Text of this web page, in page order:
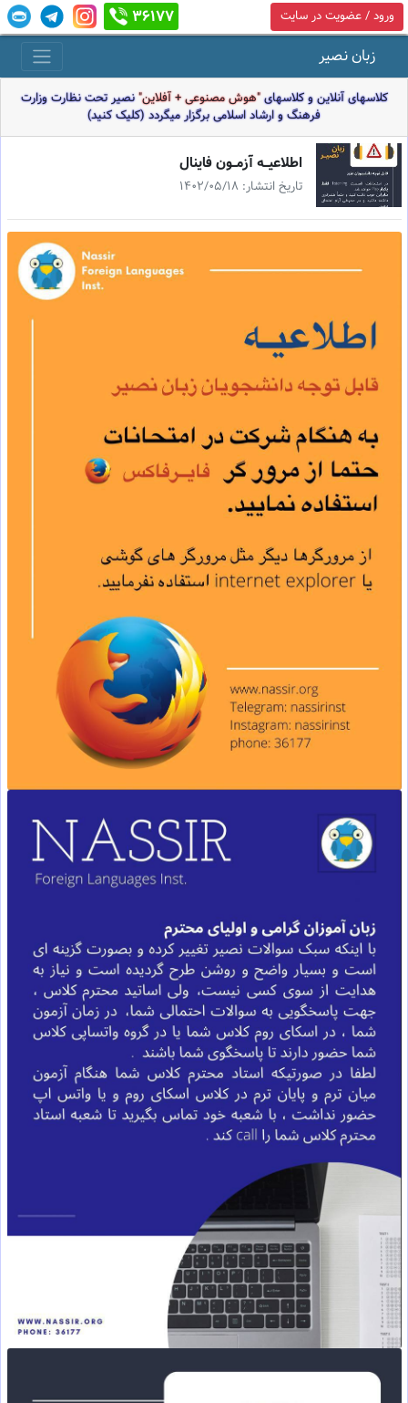
ورود / عضویت در سایت 36177
زبان نصیر
کلاسهای آنلاین و کلاسهای"هوش مصنوعی + آفلاین"نصیر تحت نظارت وزارت
فرهنگ و ارشاد اسلامی برگزار میگردد (کلیک کنید)
اطلاعيـه آزمـون فاينال
تاریخ انتشار: 1402/05/18